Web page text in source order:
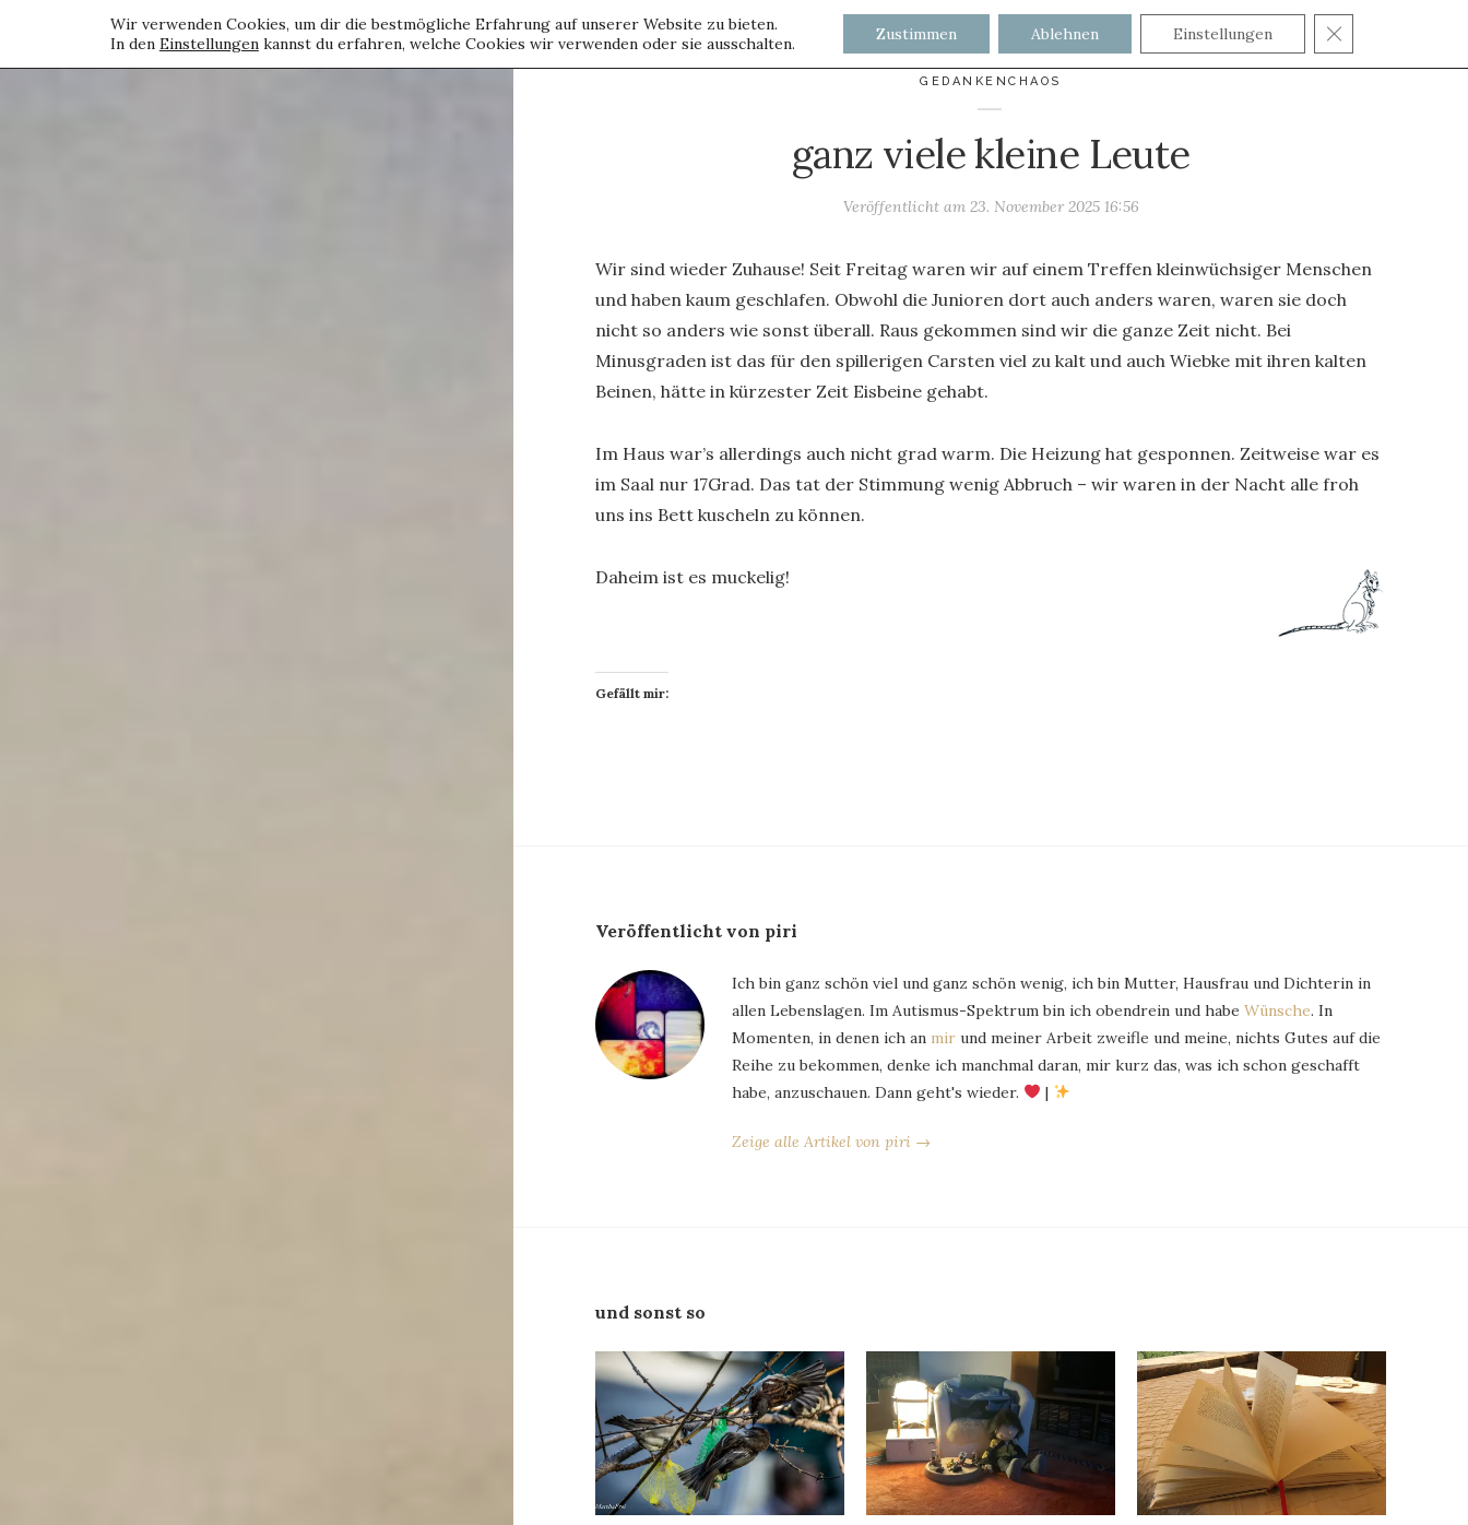
GEDANKENCHAOS
ganz viele kleine Leute
Veröffentlicht am 23. November 2025 16:56
Wir sind wieder Zuhause! Seit Freitag waren wir auf einem Treffen kleinwüchsiger Menschen
und haben kaum geschlafen. Obwohl die Junioren dort auch anders waren, waren sie doch
nicht so anders wie sonst überall. Raus gekommen sind wir die ganze Zeit nicht. Bei
Minusgraden ist das für den spillerigen Carsten viel zu kalt und auch Wiebke mit ihren kalten
Beinen, hätte in kürzester Zeit Eisbeine gehabt.
Im Haus war’s allerdings auch nicht grad warm. Die Heizung hat gesponnen. Zeitweise war es
im Saal nur 17Grad. Das tat der Stimmung wenig Abbruch – wir waren in der Nacht alle froh
uns ins Bett kuscheln zu können.
Daheim ist es muckelig!
Gefällt mir:
Veröffentlicht von piri
Ich bin ganz schön viel und ganz schön wenig, ich bin Mutter, Hausfrau und Dichterin in
allen Lebenslagen. Im Autismus-Spektrum bin ich obendrein und habeWünsche. In
Momenten, in denen ich an mir und meiner Arbeit zweifle und meine, nichts Gutes auf die
Reihe zu bekommen, denke ich manchmal daran, mir kurz das, was ich schon geschafft
habe, anzuschauen. Dann geht's wieder.
|
Zeige alle Artikel von piri →
und sonst so
Wir verwenden Cookies, um dir die bestmögliche Erfahrung auf unserer Website zu bieten.
In den Einstellungenkannst du erfahren, welche Cookies wir verwenden oder sie ausschalten. Zustimmen Ablehnen Einstellungen GDPR